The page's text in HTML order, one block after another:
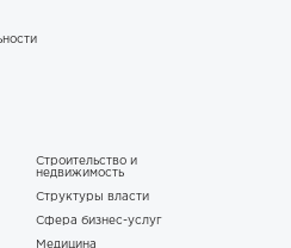
Строительство и
недвижимость
Структуры власти
Сфера бизнес-услуг
Медицина